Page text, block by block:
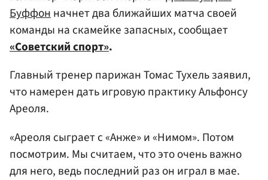
Буффонначнет два ближайших матча своей
команды на скамейке запасных, сообщает
«Советский спорт».
Главный тренер парижан Томас Тухель заявил,
что намерен дать игровую практику Альфонсу
Ареоля.
«Ареоля сыграет с «Анже» и «Нимом». Потом
посмотрим. Мы считаем, что это очень важно
для него, ведь последний раз он играл в мае.